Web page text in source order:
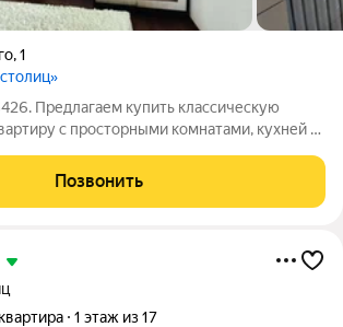
,1
Предлагаем купить классическую
с просторными комнатами, кухней и
и функциональность! Отличный ЖК со всей
одном
Позвонить
1 этаж из 17